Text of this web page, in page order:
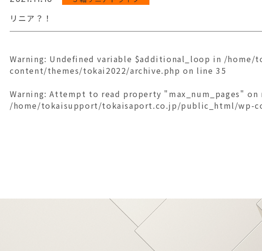
リニア？！
Warning: Undefined variable $additional_loop in /home/
content/themes/tokai2022/archive.php on line35
Warning: Attempt to read property "max_num_pages" on
/home/tokaisupport/tokaisaport.co.jp/public_html/wp-